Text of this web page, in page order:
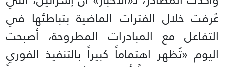
عُرفت خلال الفترات الماضية بتباطئها في
التفاعل مع المبادرات المطروحة، أصبحت
اليوم «تُظهر اهتماماً كبيراً بالتنفيذ الفوري